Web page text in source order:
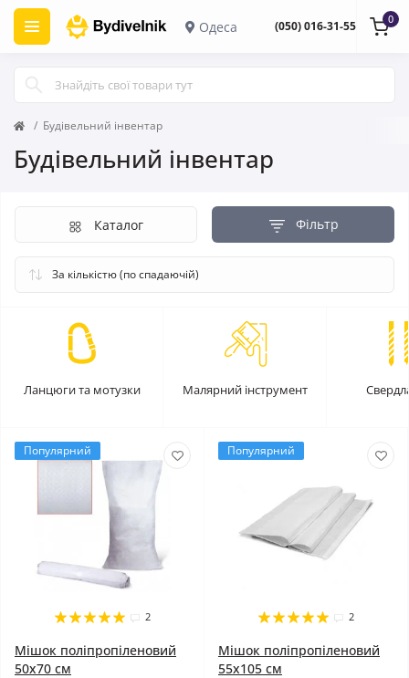
Одеса (050) 016-31-55 0
Будівельний інвентар
Будівельний інвентар
Фільтр
Каталог
Ланцюги та мотузки Малярний інструмент
Популярний
2
Мішок поліпропіленовий
50x70 см
Популярний
2
Мішок поліпропіленовий
55x105 см